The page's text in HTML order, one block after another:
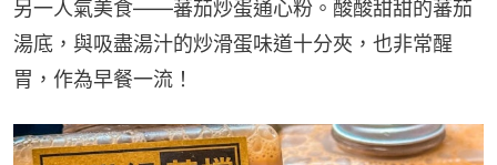
另一人氣美食——蕃茄炒蛋通心粉。酸酸甜甜的蕃茄
湯底，與吸盡湯汁的炒滑蛋味道十分夾，也非常醒
胃，作為早餐一流！